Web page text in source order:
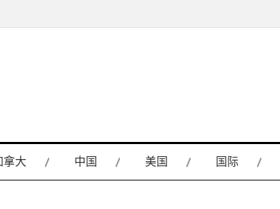
拿大 中国 美国 国际